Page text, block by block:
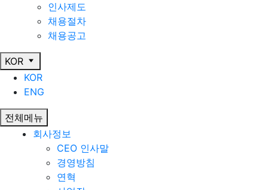
인사제도
채용절차
채용공고
KOR
KOR
ENG
전체메뉴
회사정보
CEO 인사말
경영방침
연혁